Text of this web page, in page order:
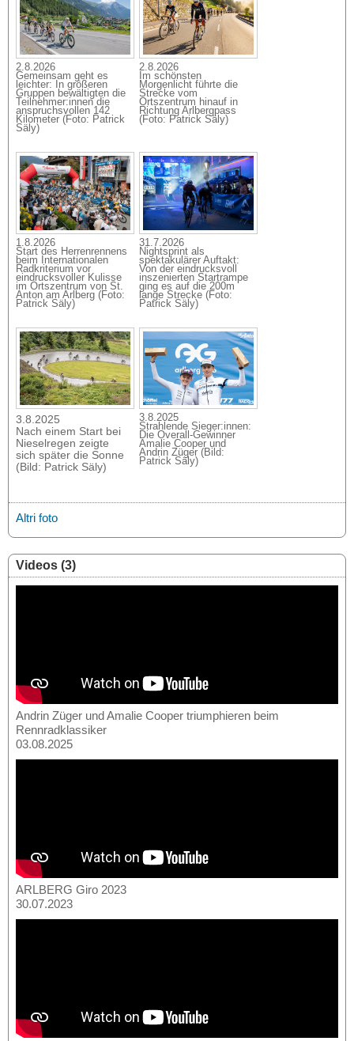
2.8.2026
Gemeinsam geht es
leichter: In größeren
Gruppen bewältigten die
Teilnehmer:innen die
anspruchsvollen 142
Kilometer (Foto: Patrick
Säly)
2.8.2026
Im schönsten
Morgenlicht führte die
Strecke vom
Ortszentrum hinauf in
Richtung Arlbergpass
(Foto: Patrick Säly)
1.8.2026
Start des Herrenrennens
beim Internationalen
Radkriterium vor
eindrucksvoller Kulisse
im Ortszentrum von St.
Anton am Arlberg (Foto:
Patrick Säly)
31.7.2026
Nightsprint als
spektakulärer Auftakt:
Von der eindrucksvoll
inszenierten Startrampe
ging es auf die 200m
lange Strecke (Foto:
Patrick Säly)
3.8.2025
Nach einem Start bei
Nieselregen zeigte
sich später die Sonne
(Bild: Patrick Säly)
3.8.2025
Strahlende Sieger:innen:
Die Overall-Gewinner
Amalie Cooper und
Andrin Züger (Bild:
Patrick Säly)
Altri foto
Videos (3)
Andrin Züger und Amalie Cooper triumphieren beim
Rennradklassiker
03.08.2025
ARLBERG Giro 2023
30.07.2023